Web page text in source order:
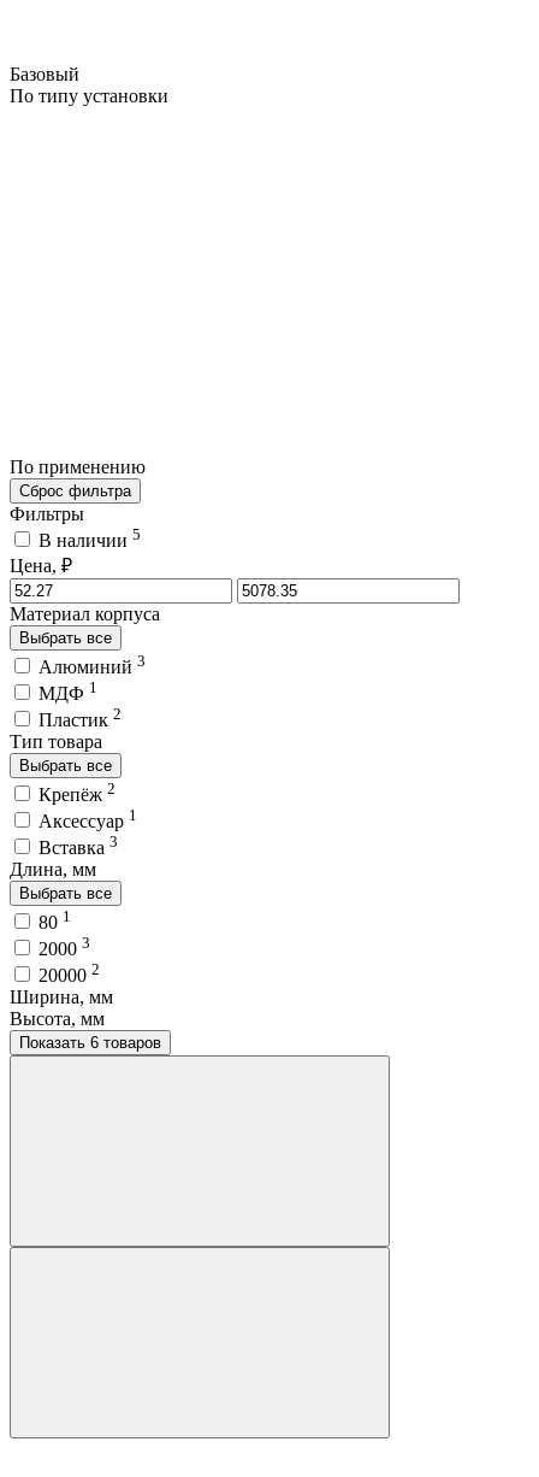
Базовый
По типу установки
По применению
Сброс фильтра
Фильтры
В наличии 5
Цена, ₽
Материал корпуса
Выбрать все
Алюминий 3
МДФ 1
Пластик 2
Тип товара
Выбрать все
Крепёж 2
Аксессуар 1
Вставка 3
Длина, мм
Выбрать все
80 1
2000 3
20000 2
Ширина, мм
Высота, мм
Показать 6 товаров